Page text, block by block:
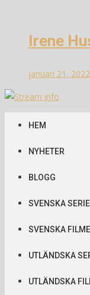
Irene
januari 21, 2022
Stream info
Information om
HEM
NYHETER
BLOGG
SVENSKA
SVENSKA
UTLÄNDSKA
UTLÄNDSKA